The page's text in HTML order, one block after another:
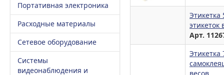
Портативная электроника
Расходные материалы
Сетевое оборудование
Системы
видеонаблюдения и
этикеток
Арт.